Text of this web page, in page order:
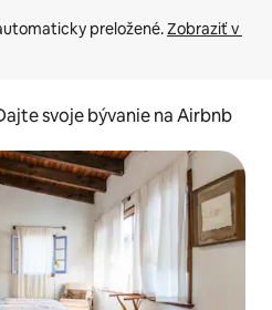
preložené. Zobraziť v
svoje bývanie na Airbnb